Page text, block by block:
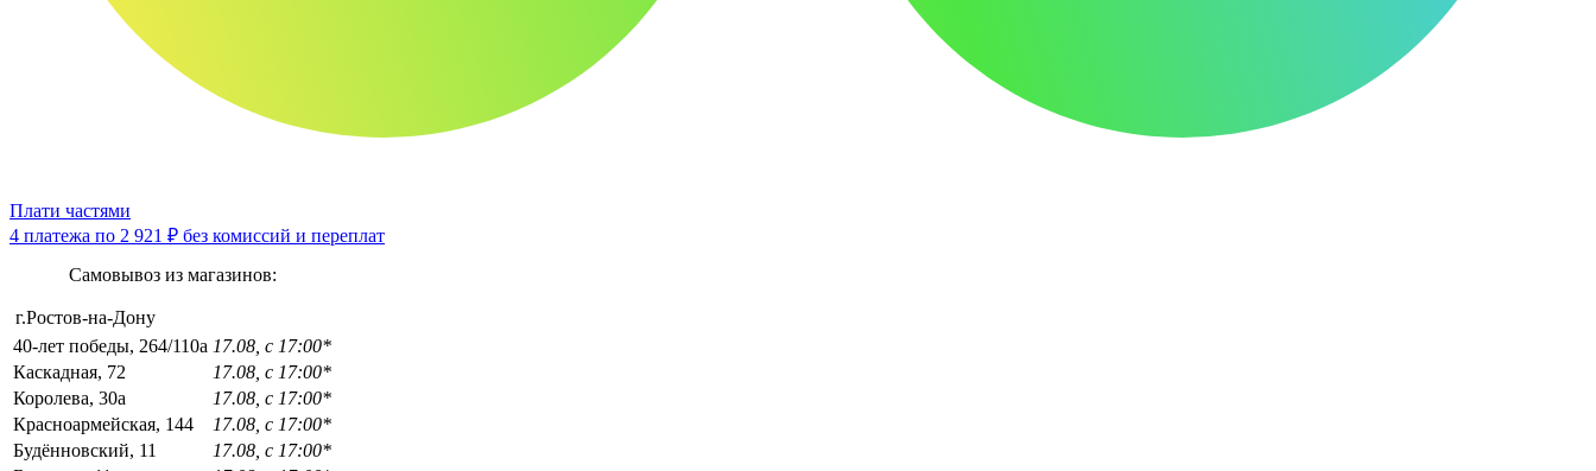
Плати частями
4 платежа по 2 921 ₽ без комиссий и переплат
Самовывоз из магазинов:
г.Ростов-на-Дону
40-лет победы, 264/110а 17.08, с 17:00*
Каскадная, 72
17.08, с 17:00*
Королева, 30а
17.08, с 17:00*
Красноармейская, 144
17.08, с 17:00*
Будённовский, 11
17.08, с 17:00*